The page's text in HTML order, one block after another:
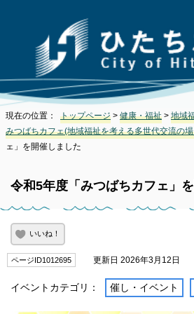
現在の位置： トップページ > 健康・福祉 > 地域
みつばちカフェ(地域福祉を考える多世代交流の
ェ」を開催しました
令和5年度「みつばちカフェ」
いいね！
ページID1012695 更新日 2026年3月12日
イベントカテゴリ： 催し・イベント